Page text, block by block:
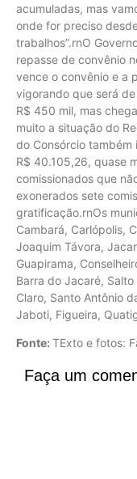
acumuladas, mas
onde for preciso
trabalhos”.rnO
repasse de convênio
vence o convênio e a
vigorando que será
R$ 450 mil, mas
muito a situação do
do Consórcio também
R$ 40.105,26, quase
comissionados que
exonerados sete
gratificação.rnOs
Cambará, Carlópolis,
Joaquim Távora,
Guapirama,
Barra do Jacaré,
Claro, Santo Antônio
Jaboti, Figueira,
Fonte: TExto e fotos:
Faça um